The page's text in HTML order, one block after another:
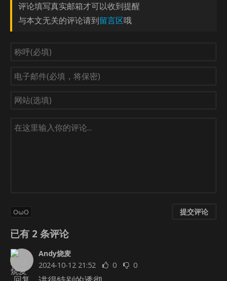
评论填写真实邮箱才可以收到提醒
与本文无关的评论请到留言区哦
OωO 提交评论
已有 2 条评论
Andy烧麦
2024-10-12 21:52
0 0